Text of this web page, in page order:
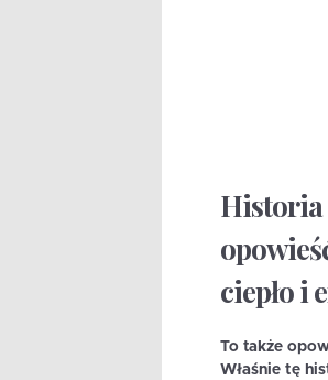
Historia
ciepło i
To także
Właśnie tę